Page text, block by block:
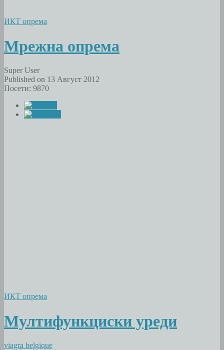
ИКТ опрема
Мрежна опрема
Super User
Published on 13 Август 2012
Посети: 9870
ИКТ опрема
Мултифункциски уреди
viagra belgique